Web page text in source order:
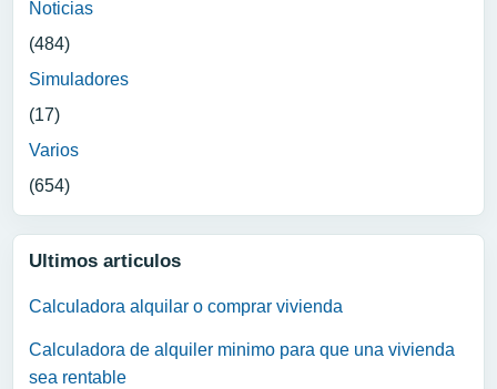
Noticias
(484)
Simuladores
(17)
Varios
(654)
Ultimos articulos
Calculadora alquilar o comprar vivienda
Calculadora de alquiler minimo para que una vivienda
sea rentable